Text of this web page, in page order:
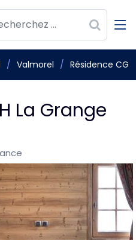
Valmorel Résidence
La Grange